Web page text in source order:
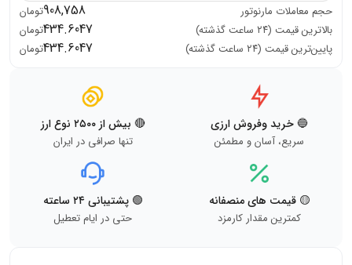
حجم معاملات مارنوتور 908,758تومان
بالاترین قیمت (۲۴ ساعت گذشته)
434.6047تومان
پایین‌ترین قیمت (۲۴ ساعت گذشته)
434.6047تومان
🔵 خرید وفروش ارزی
سریع، آسان و مطمئن
🔴 بیش از ۲۵۰۰ نوع ارز
تنها صرافی در ایران
🟡 قیمت های منصفانه
کمترین مقدار کارمزد
🟢 پشتیبانی ۲۴ ساعته
حتی در ایام تعطیل